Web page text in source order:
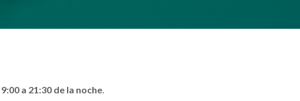
9:00 a 21:30 de la noche.